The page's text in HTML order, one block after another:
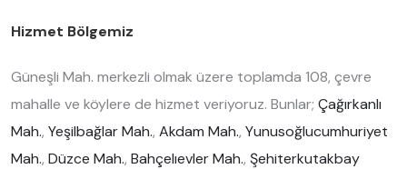
Hizmet Bölgemiz
Güneşli Mah. merkezli olmak üzere toplamda 108, çevre
mahalle ve köylere de hizmet veriyoruz. Bunlar; Çağırkanlı
Mah., Yeşilbağlar Mah., Akdam Mah., Yunusoğlucumhuriyet
Mah., Düzce Mah., Bahçelıevler Mah., Şehiterkutakbay